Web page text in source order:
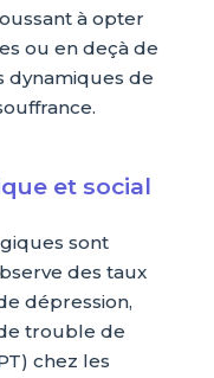
à opter
ou en deçà de
dynamiques de
et social
sont
des taux
dépression,
trouble de
chez les